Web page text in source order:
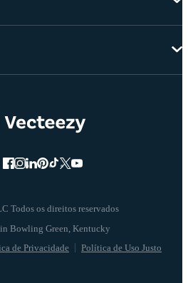
Todos os direitos reservados
de Privacidade Política de Uso Justo